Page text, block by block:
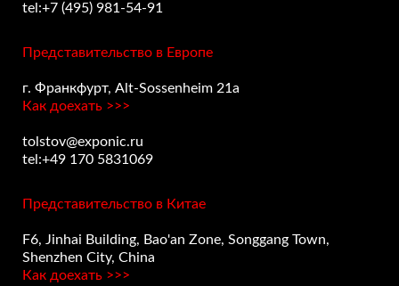
tel:+7 (495) 981-54-91
Представительство в Европе
г. Франкфурт, Alt-Sossenheim 21a
tolstov@exponic.ru
tel:+49 170 5831069
Как доехать >>>
Представительство в Китае
F6, Jinhai Building, Bao'an Zone, Songgang Town,
Shenzhen City, China
Как доехать >>>